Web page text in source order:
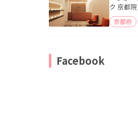
ク 京都院
京都府
Facebook